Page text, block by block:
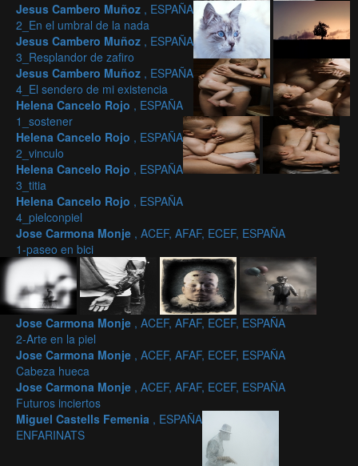
Jesus Cambero Muñoz , ESPAÑA
2_En el umbral de la nada
Jesus Cambero Muñoz , ESPAÑA
3_Resplandor de zafiro
Jesus Cambero Muñoz , ESPAÑA
4_El sendero de mi existencia
Helena Cancelo Rojo , ESPAÑA
1_sostener
Helena Cancelo Rojo , ESPAÑA
2_vinculo
Helena Cancelo Rojo , ESPAÑA
3_titia
Helena Cancelo Rojo , ESPAÑA
4_pielconpiel
Jose Carmona Monje , ACEF, AFAF, ECEF, ESPAÑA
1-paseo en bici
Jose Carmona Monje , ACEF, AFAF, ECEF, ESPAÑA
2-Arte en la piel
Jose Carmona Monje , ACEF, AFAF, ECEF, ESPAÑA
Cabeza hueca
Jose Carmona Monje , ACEF, AFAF, ECEF, ESPAÑA
Futuros inciertos
Miguel Castells Femenia , ESPAÑA
ENFARINATS